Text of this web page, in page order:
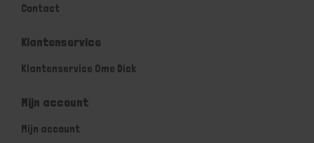
Contact
Klantenservice
Klantenservice Ome Dick
Mijn account
Mijn account